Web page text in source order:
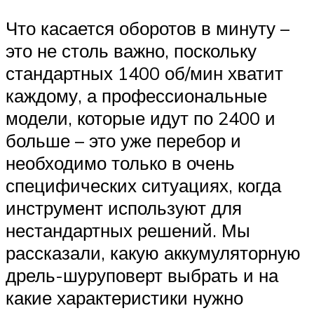
Что касается оборотов в минуту –
это не столь важно, поскольку
стандартных 1400 об/мин хватит
каждому, а профессиональные
модели, которые идут по 2400 и
больше – это уже перебор и
необходимо только в очень
специфических ситуациях, когда
инструмент используют для
нестандартных решений. Мы
рассказали, какую аккумуляторную
дрель-шуруповерт выбрать и на
какие характеристики нужно